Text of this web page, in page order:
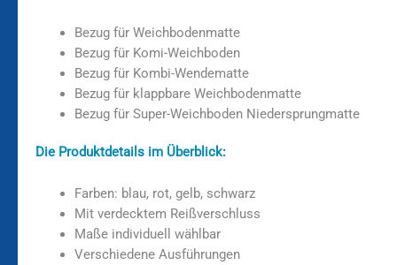
Bezug für Weichbodenmatte
Bezug für Komi-Weichboden
Bezug für Kombi-Wendematte
Bezug für klappbare Weichbodenmatte
Bezug für Super-Weichboden Niedersprungmatte
Die Produktdetails im Überblick:
Farben: blau, rot, gelb, schwarz
Mit verdecktem Reißverschluss
Maße individuell wählbar
Verschiedene Ausführungen